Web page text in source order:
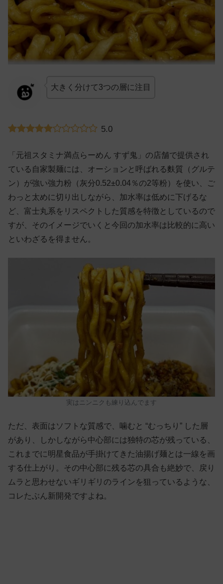
大きく分けて3つの層に注目
5.0
「元祖スタミナ満点らーめん すず鬼」の店舗で提供され
ている自家製麺には、オーションと呼ばれる麩質（グルテ
ン）が強い強力粉（灰分0.52±0.04％の2等粉）を使い、ご
わっと太めに切り出しながら、加水率は低めに下げるな
ど、富士丸系をリスペクトした質感を特徴としているので
すが、そのイメージでいくと今回の加水率は比較的に高い
といわざるを得ません。
実はニンニクも練り込んでます
ただ、表面はソフトな質感で、噛むと “むっちり” した層
があり、しかしながら中心部には独特の芯が残っている、
これまでに明星食品が手掛けてきた油揚げ麺とは一線を画
する仕上がり。その中心部に残る芯の具合も絶妙で、戻り
ムラと思わせないギリギリのラインを狙っているような、
コレたぶん新開発ですよね。